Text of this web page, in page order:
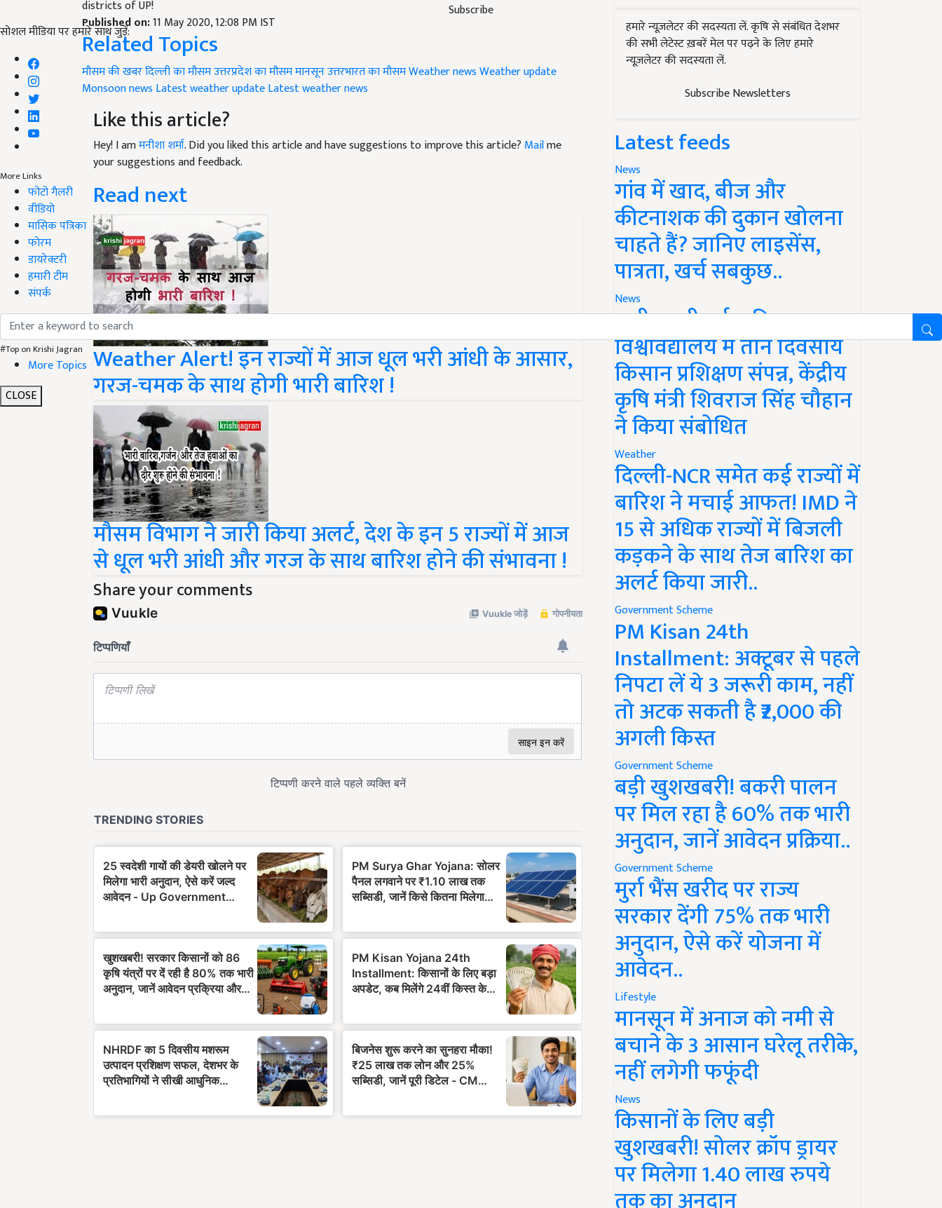
Subscribe
सोशल मीडिया पर हमारे साथ जुड़ें:
More Links
फोटो गैलरी
वीडियो
मासिक पत्रिका
फोरम
डायरेक्टरी
हमारी टीम
संपर्क
#Top on Krishi Jagran
More Topics
CLOSE
districts of UP!
Published on:11 May 2020, 12:08 PM IST
Related Topics
मौसम की खबरदिल्ली का मौसमउत्तरप्रदेश का मौसममानसूनउत्तरभारत का मौसमWeather newsWeather update
Monsoon news Latest weather updateLatest weather news
Like this article?
Hey! I amमनीशा शर्मा. Did you liked this article and have suggestions to improve this article? Mailme
your suggestions and feedback.
Read next
Weather Alert! इन राज्यों में आज धूल भरी आंधी के आसार,
गरज-चमक के साथ होगी भारी बारिश !
मौसम विभाग ने जारी किया अलर्ट, देश के इन 5 राज्यों में आज
से धूल भरी आंधी और गरज के साथ बारिश होने की संभावना !
Share your comments
हमारे न्यूज़लेटर की सदस्यता लें. कृषि से संबंधित देशभर
की सभी लेटेस्ट ख़बरें मेल पर पढ़ने के लिए हमारे
न्यूज़लेटर की सदस्यता लें.
Subscribe Newsletters
Latest feeds
News
गांव में खाद, बीज और
कीटनाशक की दुकान खोलना
चाहते हैं? जानिए लाइसेंस,
पात्रता, खर्च सबकुछ..
News
रानी लक्ष्मीबाई कृषि
विश्वविद्यालय में तीन दिवसीय
किसान प्रशिक्षण संपन्न, केंद्रीय
कृषि मंत्री शिवराज सिंह चौहान
ने किया संबोधित
Weather
दिल्ली-NCR समेत कई राज्यों में
बारिश ने मचाई आफत! IMD ने
15 से अधिक राज्यों में बिजली
कड़कने के साथ तेज बारिश का
अलर्ट किया जारी..
Government Scheme
PM Kisan 24th
Installment: अक्टूबर से पहले
निपटा लें ये 3 जरूरी काम, नहीं
तो अटक सकती है ₹2,000 की
अगली किस्त
Government Scheme
बड़ी खुशखबरी! बकरी पालन
पर मिल रहा है 60% तक भारी
अनुदान, जानें आवेदन प्रक्रिया..
Government Scheme
मुर्रा भैंस खरीद पर राज्य
सरकार देंगी 75% तक भारी
अनुदान, ऐसे करें योजना में
आवेदन..
Lifestyle
मानसून में अनाज को नमी से
बचाने के 3 आसान घरेलू तरीके,
नहीं लगेगी फफूंदी
News
किसानों के लिए बड़ी
खुशखबरी! सोलर क्रॉप ड्रायर
पर मिलेगा 1.40 लाख रुपये